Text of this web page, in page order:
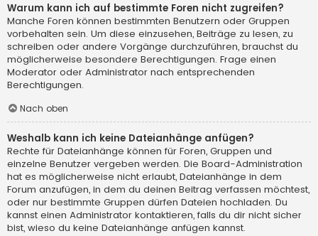
Warum kann ich auf bestimmte Foren nicht zugreifen?
Manche Foren können bestimmten Benutzern oder Gruppen
vorbehalten sein. Um diese einzusehen, Beiträge zu lesen, zu
schreiben oder andere Vorgänge durchzuführen, brauchst du
möglicherweise besondere Berechtigungen. Frage einen
Moderator oder Administrator nach entsprechenden
Berechtigungen.
Nach oben
Weshalb kann ich keine Dateianhänge anfügen?
Rechte für Dateianhänge können für Foren, Gruppen und
einzelne Benutzer vergeben werden. Die Board-Administration
hat es möglicherweise nicht erlaubt, Dateianhänge in dem
Forum anzufügen, in dem du deinen Beitrag verfassen möchtest,
oder nur bestimmte Gruppen dürfen Dateien hochladen. Du
kannst einen Administrator kontaktieren, falls du dir nicht sicher
bist, wieso du keine Dateianhänge anfügen kannst.